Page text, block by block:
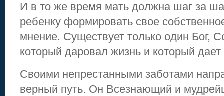
И в то же время мать должна шаг за
ребенку формировать свое
мнение. Существует только один Бог,
который даровал жизнь и который
Своими непрестанными заботами
верный путь. Он Всезнающий и